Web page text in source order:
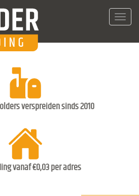
verspreiden sinds 2010
vanaf €0,03 per adres